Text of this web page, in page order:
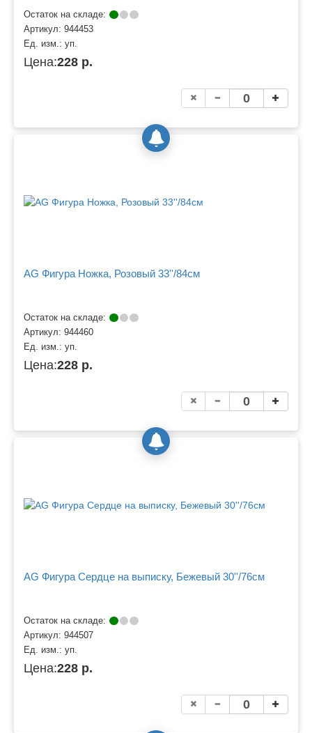
Остаток на складе:
Артикул: 944453
Ед. изм.: уп.
Цена:228 р.
AG Фигура Ножка, Розовый 33''/84см
Остаток на складе:
Артикул: 944460
Ед. изм.: уп.
Цена:228 р.
AG Фигура Сердце на выписку, Бежевый 30''/76см
Остаток на складе:
Артикул: 944507
Ед. изм.: уп.
Цена:228 р.